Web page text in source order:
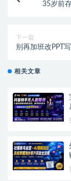
35岁前
下一篇
别再加班改PPT
相关文章